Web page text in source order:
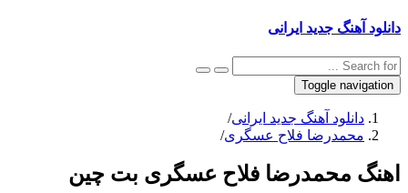
جدید ایرانی
Toggle
آهنگ جدید ایرانی/
فلاح عسگری
محمدرضا فلاح عسگری بت چین